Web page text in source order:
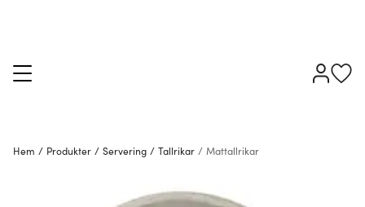
Hem / Produkter / Servering / Tallrikar / Mattallrikar